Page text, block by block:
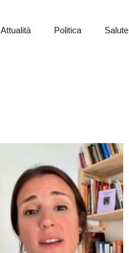
Attualità Politica Salute